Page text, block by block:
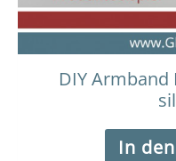
DIY Armband
In